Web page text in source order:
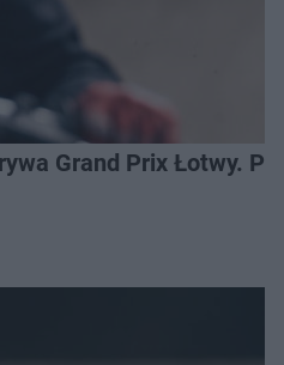
Grand Prix Łotwy.